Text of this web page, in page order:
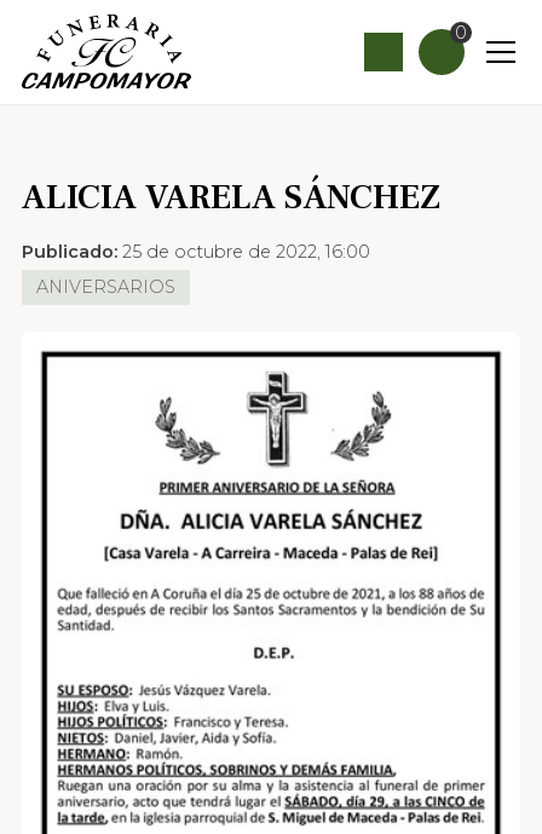
0
ALICIA VARELA SÁNCHEZ
Publicado: 25 de octubre de 2022, 16:00
ANIVERSARIOS